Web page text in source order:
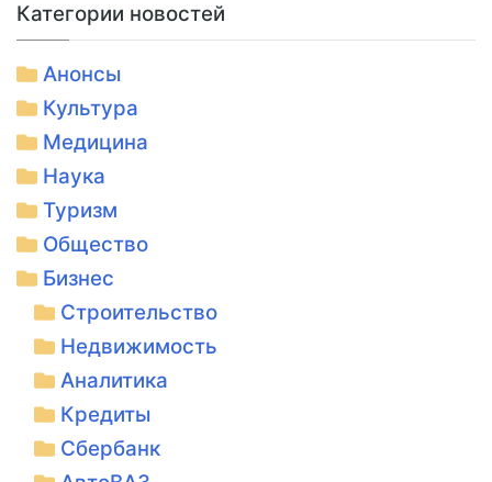
Категории новостей
Анонсы
Культура
Медицина
Наука
Туризм
Общество
Бизнес
Строительство
Недвижимость
Аналитика
Кредиты
Сбербанк